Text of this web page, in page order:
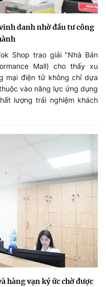
danh nhờ đầu tư công
Shop trao giải "Nhà Bán
Mall) cho thấy xu
mại điện tử không chỉ dựa
vào năng lực ứng dụng
lượng trải nghiệm khách
hàng vạn ký ức chờ được